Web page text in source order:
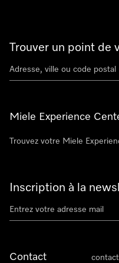
Trouver un point de
Miele Experience
Trouvez votre Miele
Inscription à la
Contact